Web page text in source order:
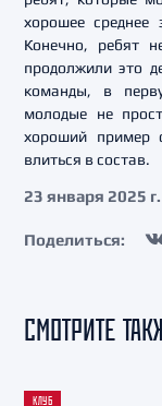
хорошее среднее
Конечно, ребят
продолжили это
команды, в
молодые не
хороший пример
влиться в состав.
23 января 2025 г.
Поделиться:
СМОТРИТЕ
КЛУБ